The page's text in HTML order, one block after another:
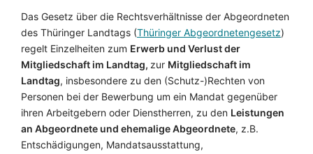
Das Gesetz über die Rechtsverhältnisse der Abgeordneten
des Thüringer Landtags (Thüringer Abgeordnetengesetz)
regelt Einzelheiten zum Erwerb und Verlust der
Mitgliedschaft im Landtag, zur Mitgliedschaft im
Landtag, insbesondere zu den (Schutz-)Rechten von
Personen bei der Bewerbung um ein Mandat gegenüber
ihren Arbeitgebern oder Dienstherren, zu den Leistungen
an Abgeordnete und ehemalige Abgeordnete, z.B.
Entschädigungen, Mandatsausstattung,